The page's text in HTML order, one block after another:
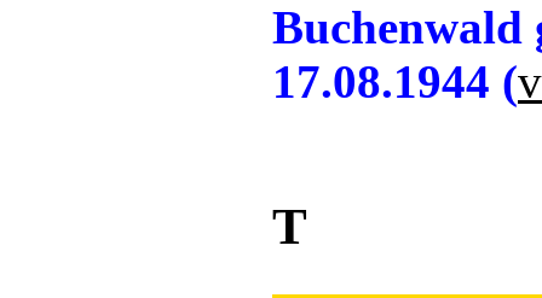
Buchenwald
17.08.1944 (
T